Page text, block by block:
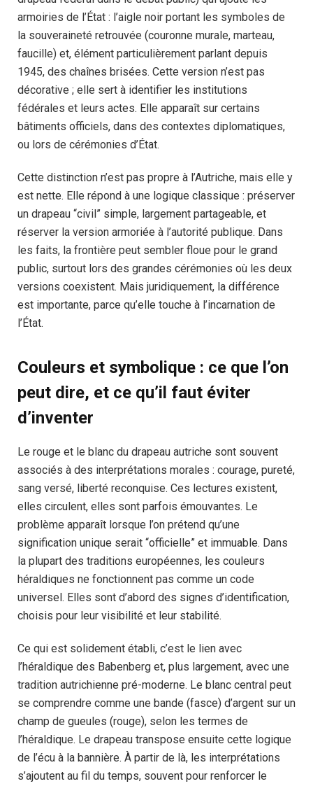
armoiries de l’État : l’aigle noir portant les symboles de
la souveraineté retrouvée (couronne murale, marteau,
faucille) et, élément particulièrement parlant depuis
1945, des chaînes brisées. Cette version n’est pas
décorative ; elle sert à identifier les institutions
fédérales et leurs actes. Elle apparaît sur certains
bâtiments officiels, dans des contextes diplomatiques,
ou lors de cérémonies d’État.
Cette distinction n’est pas propre à l’Autriche, mais elle y
est nette. Elle répond à une logique classique : préserver
un drapeau “civil” simple, largement partageable, et
réserver la version armoriée à l’autorité publique. Dans
les faits, la frontière peut sembler floue pour le grand
public, surtout lors des grandes cérémonies où les deux
versions coexistent. Mais juridiquement, la différence
est importante, parce qu’elle touche à l’incarnation de
l’État.
Couleurs et symbolique : ce que l’on
peut dire, et ce qu’il faut éviter
d’inventer
Le rouge et le blanc du drapeau autriche sont souvent
associés à des interprétations morales : courage, pureté,
sang versé, liberté reconquise. Ces lectures existent,
elles circulent, elles sont parfois émouvantes. Le
problème apparaît lorsque l’on prétend qu’une
signification unique serait “officielle” et immuable. Dans
la plupart des traditions européennes, les couleurs
héraldiques ne fonctionnent pas comme un code
universel. Elles sont d’abord des signes d’identification,
choisis pour leur visibilité et leur stabilité.
Ce qui est solidement établi, c’est le lien avec
l’héraldique des Babenberg et, plus largement, avec une
tradition autrichienne pré-moderne. Le blanc central peut
se comprendre comme une bande (fasce) d’argent sur un
champ de gueules (rouge), selon les termes de
l’héraldique. Le drapeau transpose ensuite cette logique
de l’écu à la bannière. À partir de là, les interprétations
s’ajoutent au fil du temps, souvent pour renforcer le